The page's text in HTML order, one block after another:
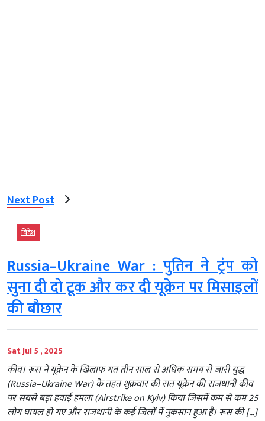
Next Post
विदेश
Russia–Ukraine War : पुतिन ने ट्रंप को
सुना दी दो टूक और कर दी यूक्रेन पर मिसाइलों
की बौछार
Sat Jul 5 , 2025
कीव। रूस ने यूक्रेन के खिलाफ गत तीन साल से अधिक समय से जारी युद्ध
(Russia–Ukraine War) के तहत शुक्रवार की रात यूक्रेन की राजधानी कीव
पर सबसे बड़ा हवाई हमला (Airstrike on Kyiv) किया जिसमें कम से कम 25
लोग घायल हो गए और राजधानी के कई जिलों में नुकसान हुआ है। रूस की […]